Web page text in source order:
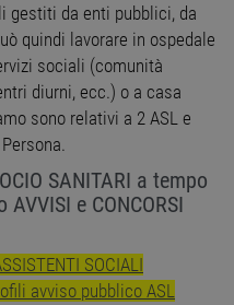
gestiti da enti pubblici, da
quindi lavorare in ospedale
sociali (comunità
diurni, ecc.) o a casa
sono relativi a 2 ASL e
SANITARI a tempo
e CONCORSI
SOCIALI
avviso pubblico ASL